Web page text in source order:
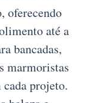
oferecendo
até a
bancadas,
marmoristas
cada projeto.